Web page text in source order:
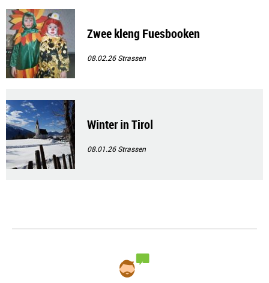
Zwee kleng Fuesbooken
08.02.26Strassen
Winter in Tirol
08.01.26Strassen